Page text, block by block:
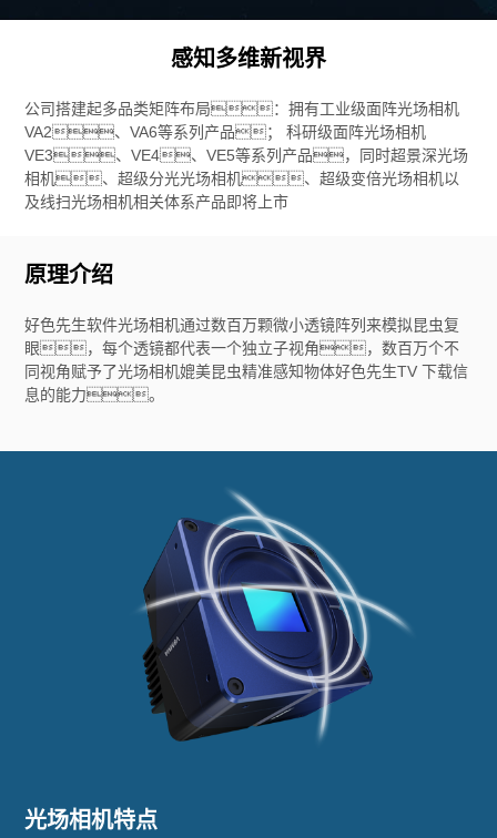
感知多维新视界
公司搭建起多品类矩阵布局：拥有工业级面阵光场相机
VA2、VA6等系列产品； 科研级面阵光场相机
VE3、VE4、VE5等系列产品，同时超景深光场
相机、超级分光光场相机、超级变倍光场相机以
及线扫光场相机相关体系产品即将上市
原理介绍
好色先生软件光场相机通过数百万颗微小透镜阵列来模拟昆虫复
眼，每个透镜都代表一个独立子视角，数百万个不
同视角赋予了光场相机媲美昆虫精准感知物体好色先生TV 下载信
息的能力。
光场相机特点